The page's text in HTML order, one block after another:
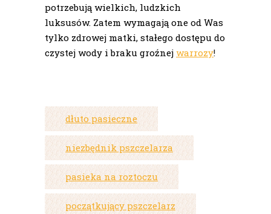
potrzebują wielkich, ludzkich
luksusów. Zatem wymagają one od Was
tylko zdrowej matki, stałego dostępu do
czystej wody i braku groźnej warrozy!
dłuto pasieczne
niezbędnik pszczelarza
pasieka na roztoczu
początkujący pszczelarz